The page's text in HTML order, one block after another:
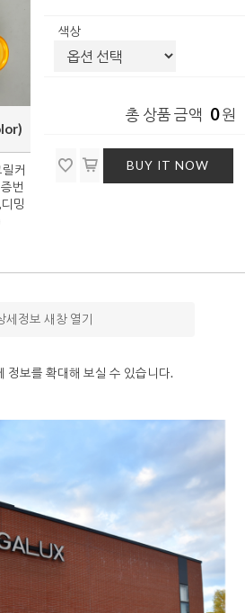
커
번
밍
색상
총 상품 금액 0원
BUY IT NOW
세정보 새창 열기
정보를 확대해 보실 수 있습니다.